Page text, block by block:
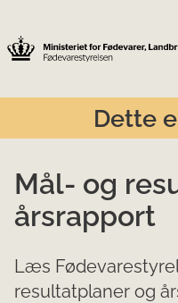
Dette
Mål- og
årsrapport
Læs
resultatplaner og